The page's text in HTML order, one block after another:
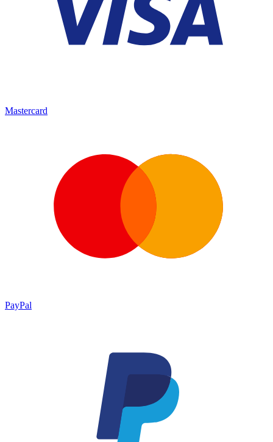
Mastercard
PayPal